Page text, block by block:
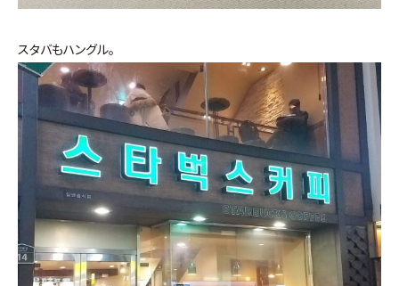
スタバもハングル。